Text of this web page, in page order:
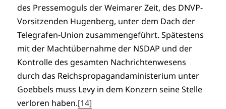
des Pressemoguls der Weimarer Zeit, des DNVP-
Vorsitzenden Hugenberg, unter dem Dach der
Telegrafen-Union zusammengeführt. Spätestens
mit der Machtübernahme der NSDAP und der
Kontrolle des gesamten Nachrichtenwesens
durch das Reichspropagandaministerium unter
Goebbels muss Levy in dem Konzern seine Stelle
verloren haben.[14]